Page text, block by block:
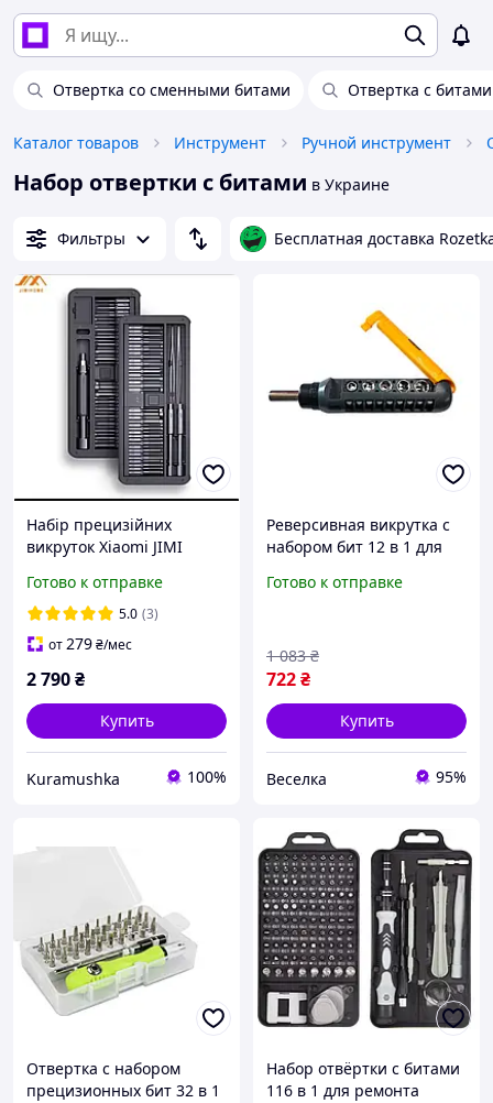
Отвертка со сменными битами Отвертка с
Каталог товаров Инструмент Ручной инструмент
Набор отвертки с битами в Украине
Фильтры Бесплатная доставка
Набір прецизійних
викруток Xiaomi JIMI
1 (JM-GNT80)
Готово к отправке
5.0 (3)
от279₴/мес
2 790₴
Купить
Kuramushka 100%
Реверсивная викрутка с
набором бит 12 в 1 для
универсальный
Готово к отправке
722₴
1 083 ₴
Купить
Веселка 95%
Отвертка с набором
прецизионных бит 32 в 1
Набор отвёртки с битами
116 в 1 для ремонта